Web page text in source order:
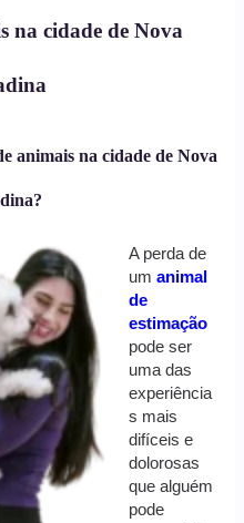
na cidade de Nova
animais na cidade de Nova
A perda de
umanimal
de
estimação
pode ser
uma das
experiência
s mais
difíceis e
dolorosas
que alguém
pode